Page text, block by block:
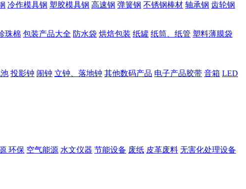
冷作模具钢 塑胶模具钢 高速钢 弹簧钢 不锈钢棒材 轴承钢 齿轮钢
珠棉 包装产品大全 防水袋 烘焙包装 纸罐 纸筒、纸管 塑料薄膜袋
投影钟 闹钟 立钟、落地钟 其他数码产品 电子产品胶带 音箱 LED
环保 空气能源 水文仪器 节能设备 废纸 皮革废料 无害化处理设备